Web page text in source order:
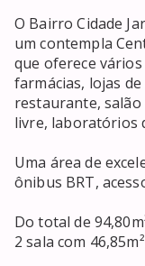
O Bairro Cidade
um contempla
que oferece
farmácias, lojas
restaurante, salão
livre, laboratórios
Uma área de
ônibus BRT,
Do total de
2 sala com